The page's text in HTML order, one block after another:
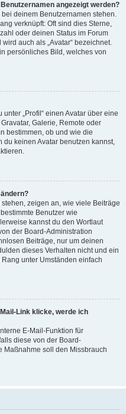
angezeigt werden?
deinem Benutzernamen stehen.
verknüpft: Oft sind dies Sterne,
oder deinen Status im Forum
auch als „Avatar“ bezeichnet.
persönliches Bild, welches von
„Profil“ einen Avatar über eine
Galerie, Remote oder
bestimmen, ob und wie die
du keinen Avatar benutzen kannst,
zeigen an, wie viele Beiträge
Benutzer wie
kannst du den Wortlaut
der Board-Administration
Beiträge, nur um deinen
dieses Verhalten nicht und ein
unter Umständen einfach
Link klicke, werde ich
E-Mail-Funktion für
diese von der Board-
Maßnahme soll den Missbrauch